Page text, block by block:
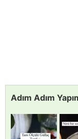
Adım Adım